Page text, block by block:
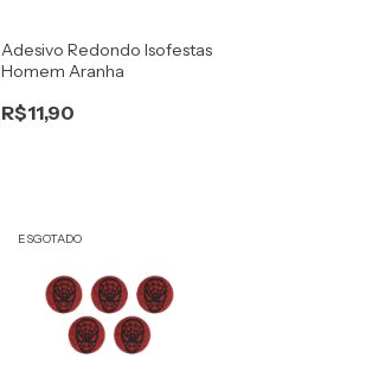
Adesivo Redondo Isofestas
Homem Aranha
R$11,90
ESGOTADO